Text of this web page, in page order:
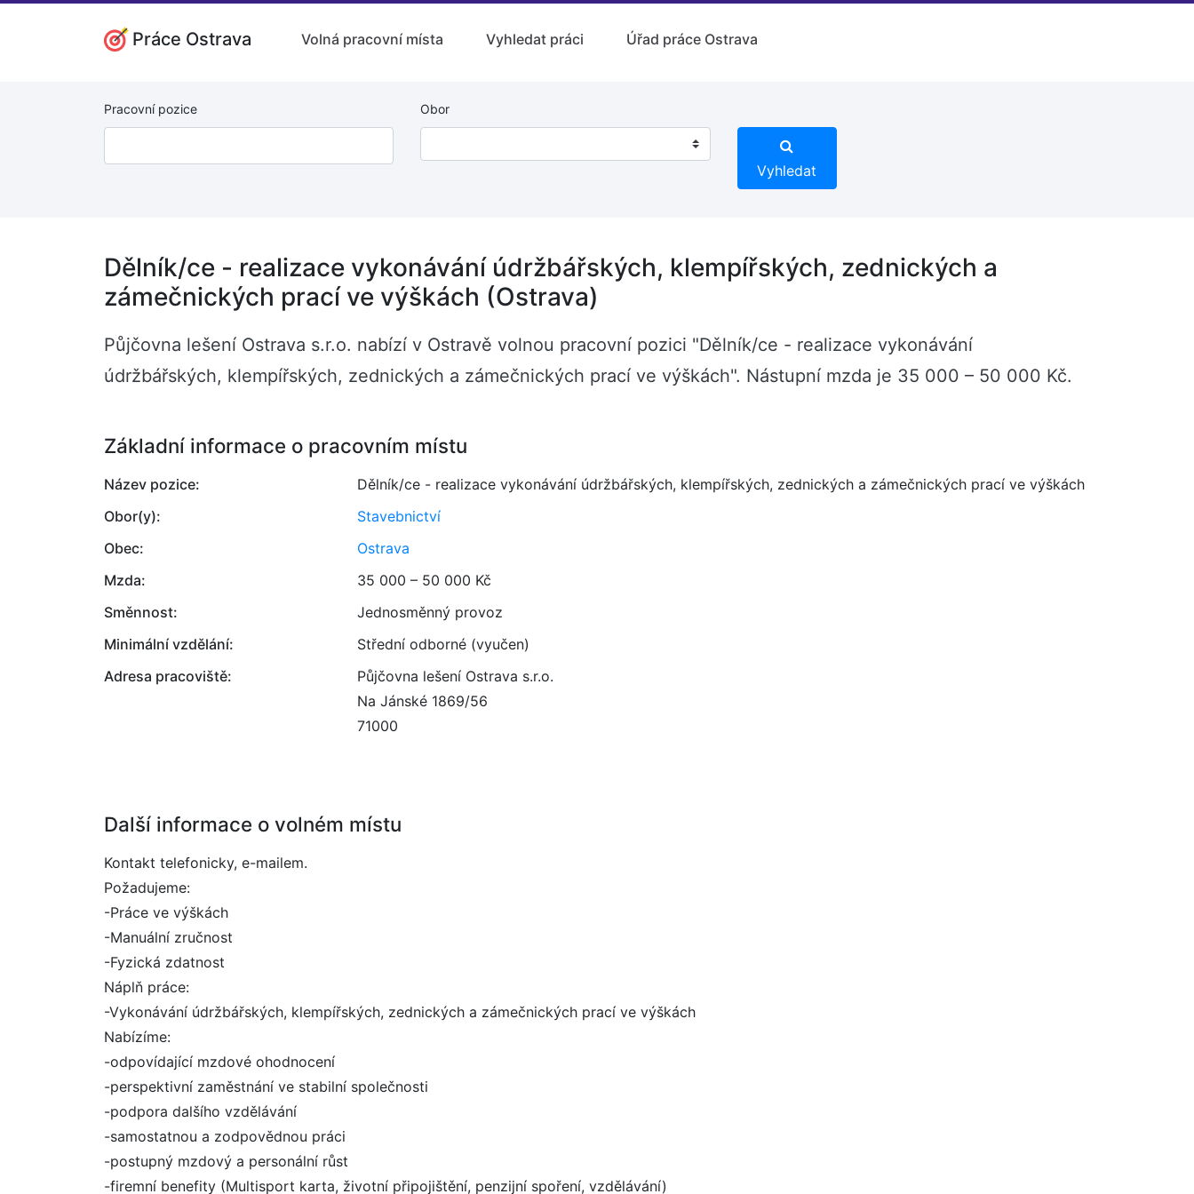
Práce Ostrava Volná pracovní místa Vyhledat práci Úřad práce Ostrava
Pracovní pozice Obor
Vyhledat
Dělník/ce - realizace vykonávání údržbářských, klempířských, zednických a
zámečnických prací ve výškách (Ostrava)
Půjčovna lešení Ostrava s.r.o. nabízí v Ostravě volnou pracovní pozici "Dělník/ce - realizace vykonávání
údržbářských, klempířských, zednických a zámečnických prací ve výškách". Nástupní mzda je 35 000 – 50 000 Kč.
Základní informace o pracovním místu
Název pozice:
Dělník/ce - realizace vykonávání údržbářských, klempířských, zednických a zámečnických prací ve výškách
Obor(y):
Stavebnictví
Obec:
Ostrava
Mzda:
35 000 – 50 000 Kč
Směnnost:
Jednosměnný provoz
Minimální vzdělání:
Střední odborné (vyučen)
Adresa pracoviště:
Půjčovna lešení Ostrava s.r.o.
Na Jánské 1869/56
71000
Další informace o volném místu
Kontakt telefonicky, e-mailem.
Požadujeme:
-Práce ve výškách
-Manuální zručnost
-Fyzická zdatnost
Náplň práce:
-Vykonávání údržbářských, klempířských, zednických a zámečnických prací ve výškách
Nabízíme:
-odpovídající mzdové ohodnocení
-perspektivní zaměstnání ve stabilní společnosti
-podpora dalšího vzdělávání
-samostatnou a zodpovědnou práci
-postupný mzdový a personální růst
-firemní benefity (Multisport karta, životní připojištění, penzijní spoření, vzdělávání)